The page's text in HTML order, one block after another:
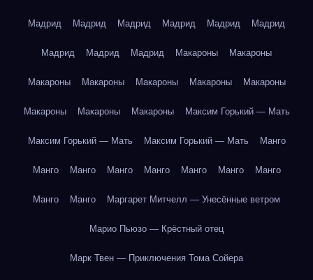
Мадрид Мадрид Мадрид Мадрид Мадрид Мадрид
Мадрид Мадрид Мадрид Макароны Макароны
Макароны Макароны Макароны Макароны Макароны
Макароны Макароны Макароны Максим Горький — Мать
Максим Горький — Мать Максим Горький — Мать Манго
Манго Манго Манго Манго Манго Манго Манго
Манго Манго Маргарет Митчелл — Унесённые ветром
Марио Пьюзо — Крёстный отец
Марк Твен — Приключения Тома Сойера